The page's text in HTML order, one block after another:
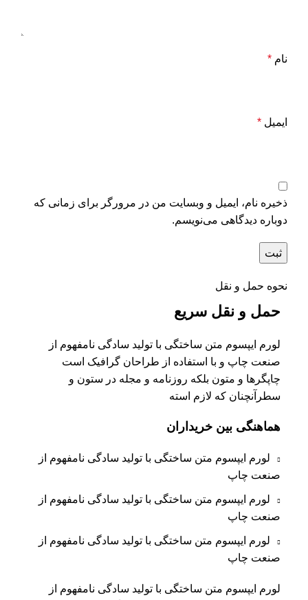
نام *
ایمیل *
ذخیره نام، ایمیل و وبسایت من در مرورگر برای زمانی که
دوباره دیدگاهی می‌نویسم.
نحوه حمل و نقل
حمل و نقل سریع
لورم ایپسوم متن ساختگی با تولید سادگی نامفهوم از
صنعت چاپ و با استفاده از طراحان گرافیک است
چاپگرها و متون بلکه روزنامه و مجله در ستون و
سطرآنچنان که لازم استه
هماهنگی بین خریداران
لورم ایپسوم متن ساختگی با تولید سادگی نامفهوم از
صنعت چاپ
لورم ایپسوم متن ساختگی با تولید سادگی نامفهوم از
صنعت چاپ
لورم ایپسوم متن ساختگی با تولید سادگی نامفهوم از
صنعت چاپ
لورم ایپسوم متن ساختگی با تولید سادگی نامفهوم از